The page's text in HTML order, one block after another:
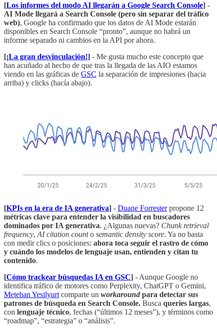
[Los informes del modo AI llegarán a Google Search Console] -
AI Mode llegará a Search Console (pero sin separar del tráfico
web), Google ha confirmado que los datos de AI Mode estarán
disponibles en Search Console “pronto”, aunque no habrá un
informe separado ni cambios en la API por ahora.
[¡La gran desvinculación!] - Me gusta mucho este concepto que
han acuñado al hecho de que tras la llegada de las AIO estamos
viendo en las gráficas de GSC la separación de impresiones (hacia
arriba) y clicks (hacía abajo).
[KPIs en la era de IA generativa] - Duane Forresterpropone 12
métricas clave para entender la visibilidad en buscadores
dominados por IA generativa. ¿Algunas nuevas? Chunk retrieval
frequency, AI citation counto semantic density score. Ya no basta
con medir clics o posiciones: ahora toca seguir el rastro de cómo
y cuándo los modelos de lenguaje usan, entienden y citan tu
contenido.
[Cómo trackear búsquedas IA en GSC] - Aunque Google no
identifica tráfico de motores como Perplexity, ChatGPT o Gemini,
Metehan Yesilyurt comparte un workaround para detectar sus
patrones de búsqueda en Search Console. Busca queries largas,
con lenguaje técnico, fechas (“últimos 12 meses”), y términos como
“roadmap”, “estrategia” o “análisis”.